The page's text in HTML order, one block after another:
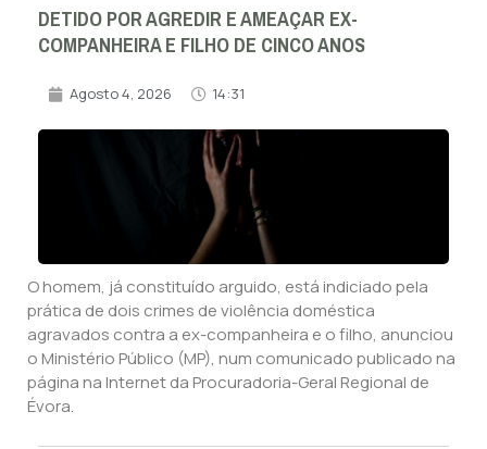
DETIDO POR AGREDIR E AMEAÇAR EX-
COMPANHEIRA E FILHO DE CINCO ANOS
Agosto 4, 2026 14:31
O homem, já constituído arguido, está indiciado pela
prática de dois crimes de violência doméstica
agravados contra a ex-companheira e o filho, anunciou
o Ministério Público (MP), num comunicado publicado na
página na Internet da Procuradoria-Geral Regional de
Évora.